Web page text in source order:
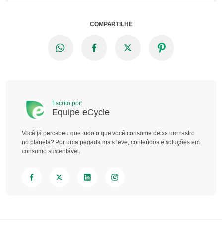
COMPARTILHE
Escrito por:
Equipe eCycle
Você já percebeu que tudo o que você consome deixa um rastro
no planeta? Por uma pegada mais leve, conteúdos e soluções em
consumo sustentável.